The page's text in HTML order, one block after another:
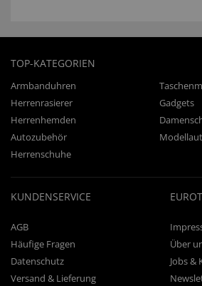
TOP-KATEGORIEN
Armbanduhren
Herrenrasierer
Gadgets
Herrenhemden
Autozubehör
Herrenschuhe
KUNDENSERVICE
AGB
Häufige Fragen
Datenschutz
Versand & Lieferung
Über
Jobs &